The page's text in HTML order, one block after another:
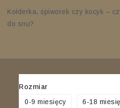
Rozmiar
0-9 miesięcy
6-18
Kołderka, śpiworek czy kocyk –
do snu?